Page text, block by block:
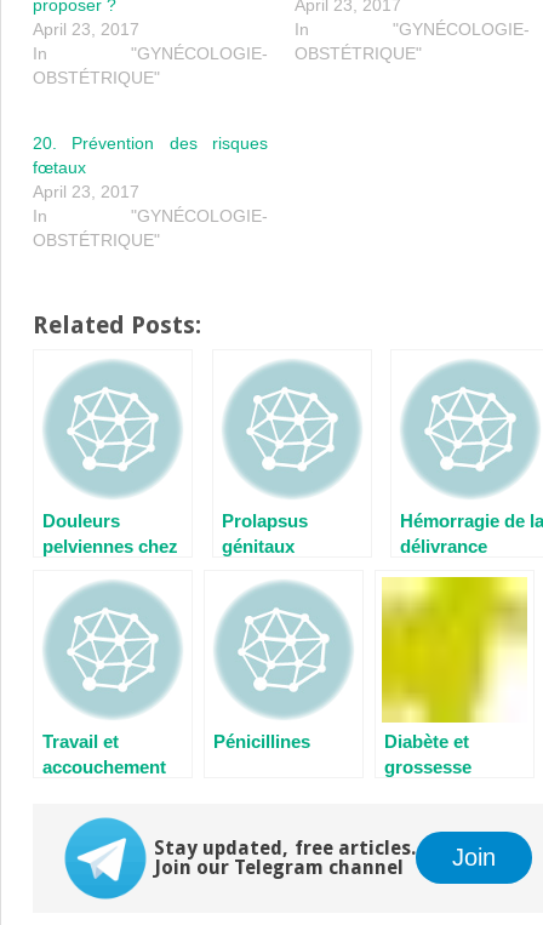
proposer ?
April 23, 2017
In "GYNÉCOLOGIE-
OBSTÉTRIQUE"
April 23, 2017
In "GYNÉCOLOGIE-
OBSTÉTRIQUE"
20. Prévention des risques
fœtaux
April 23, 2017
In "GYNÉCOLOGIE-
OBSTÉTRIQUE"
Related Posts:
Douleurs
pelviennes chez
Prolapsus
génitaux
Hémorragie de la
délivrance
Travail et
accouchement
Pénicillines
Diabète et
grossesse
Stay updated, free articles.
Join our Telegram channel
Join